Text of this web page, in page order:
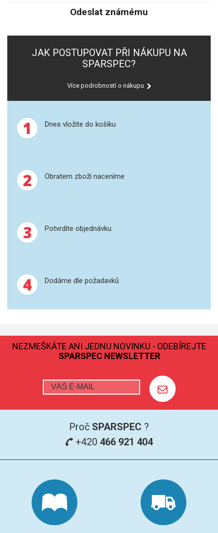
PŘÍPRAVA VZORKŮ
TLAKOVÉ AUTOKLÁVY
LISOVÁNÍ
GRAFITOVÉ KELÍMKY
PŘÍSLUŠENSTVÍ PRO MS
SNOM
Odeslat známému
JAK POSTUPOVAT PŘI NÁKUPU NA
SPARSPEC?
Více podrobností o nákupu
1 Dnes vložíte do košíku
2 Obratem zboží naceníme
3 Potvrdíte objednávku
4 Dodáme dle požadavků
NEZMEŠKÁTE ANI JEDNU NOVINKU - ODEBÍREJTE
SPARSPEC NEWSLETTER
Proč SPARSPEC ?
+420 466 921 404